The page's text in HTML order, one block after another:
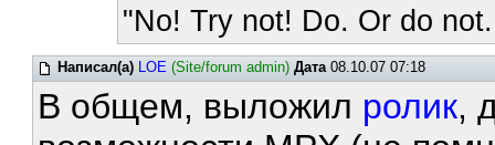
"No! Try not! Do. Or do
Написал(а) LOE (Site/forum admin) Дата08.10.07 07:18
В общем, выложил ролик,